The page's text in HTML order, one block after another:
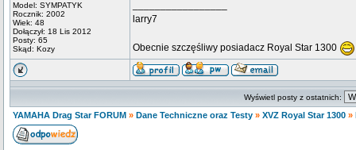
Model: SYMPATYK
Rocznik: 2002
Wiek: 48
Dołączył: 18 Lis 2012
Posty: 65
Skąd: Kozy
larry7
Obecnie szczęśliwy posiadacz Royal Star 1300
Wyświetl posty z ostatnich:
YAMAHA Drag Star FORUM » Dane Techniczne oraz Testy » XVZ Royal Star 1300 »